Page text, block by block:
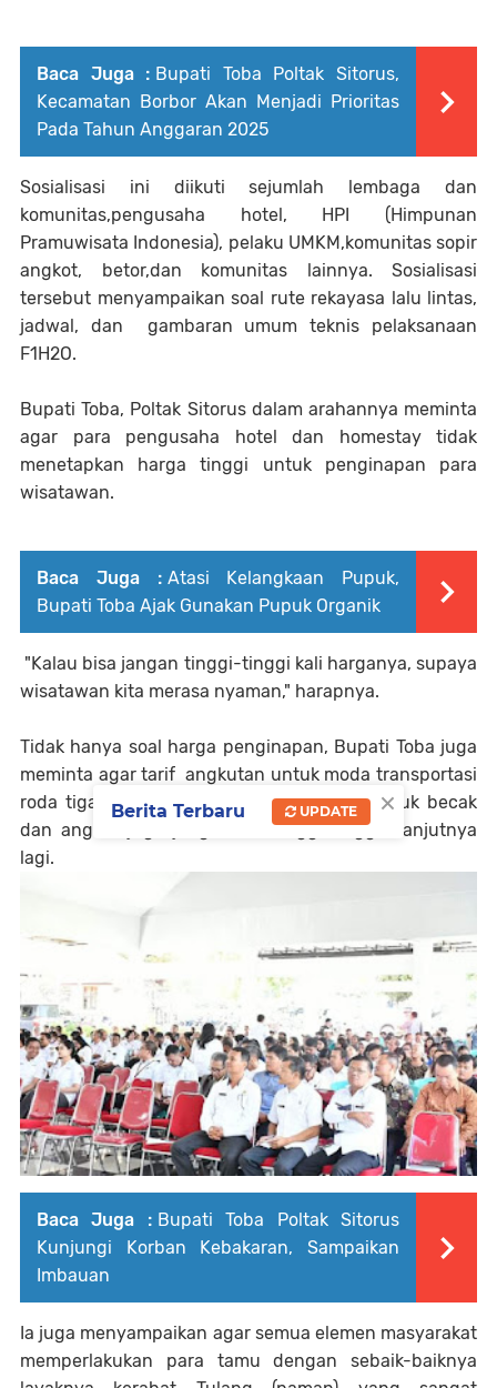
Baca Juga : Bupati Toba Poltak Sitorus,
Kecamatan Borbor Akan Menjadi Prioritas
Pada Tahun Anggaran 2025
Sosialisasi ini diikuti sejumlah lembaga dan
komunitas,pengusaha hotel, HPI (Himpunan
Pramuwisata Indonesia), pelaku UMKM,komunitas sopir
angkot, betor,dan komunitas lainnya. Sosialisasi
tersebut menyampaikan soal rute rekayasa lalu lintas,
jadwal, dan gambaran umum teknis pelaksanaan
F1H2O.
Bupati Toba, Poltak Sitorus dalam arahannya meminta
agar para pengusaha hotel dan homestay tidak
menetapkan harga tinggi untuk penginapan para
wisatawan.
Baca Juga : Atasi Kelangkaan Pupuk,
Bupati Toba Ajak Gunakan Pupuk Organik
"Kalau bisa jangan tinggi-tinggi kali harganya, supaya
wisatawan kita merasa nyaman," harapnya.
Tidak hanya soal harga penginapan, Bupati Toba juga
meminta agar tarif angkutan untuk moda transportasi
roda tiga dan roda empat tetap stabil. "Untuk becak
dan angkot juga jangannaik tinggi-tinggi," lanjutnya
lagi.
Baca Juga : Bupati Toba Poltak Sitorus
Kunjungi Korban Kebakaran, Sampaikan
Imbauan
Ia juga menyampaikan agar semua elemen masyarakat
memperlakukan para tamu dengan sebaik-baiknya
×
Berita Terbaru UPDATE